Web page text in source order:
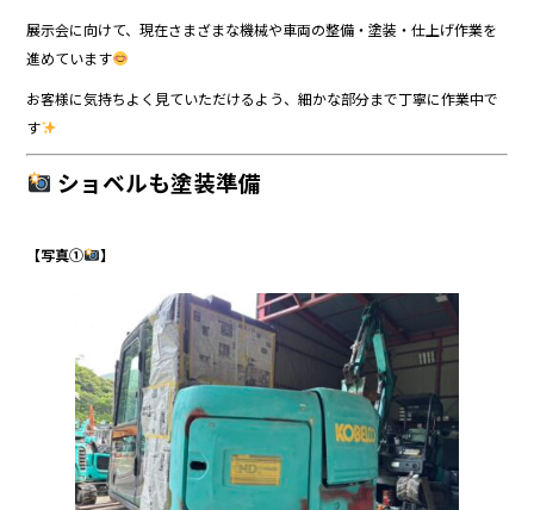
展示会に向けて、現在さまざまな機械や車両の整備・塗装・仕上げ作業を
進めています
お客様に気持ちよく見ていただけるよう、細かな部分まで丁寧に作業中で
す
ショベルも塗装準備
【写真① 】